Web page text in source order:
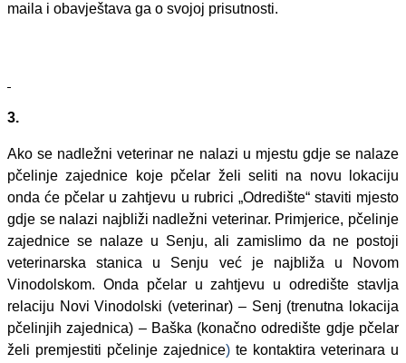
maila i obavještava ga o svojoj prisutnosti.
3.
Ako se nadležni veterinar ne nalazi u mjestu gdje se nalaze
pčelinje zajednice koje pčelar želi seliti na novu lokaciju
onda će pčelar u zahtjevu u rubrici „Odredište“ staviti mjesto
gdje se nalazi najbliži nadležni veterinar. Primjerice, pčelinje
zajednice se nalaze u Senju, ali zamislimo da ne postoji
veterinarska stanica u Senju već je najbliža u Novom
Vinodolskom. Onda pčelar u zahtjevu u odredište stavlja
relaciju Novi Vinodolski (veterinar) – Senj (trenutna lokacija
pčelinjih zajednica) – Baška (konačno odredište gdje pčelar
želi premjestiti pčelinje zajednice) te kontaktira veterinara u